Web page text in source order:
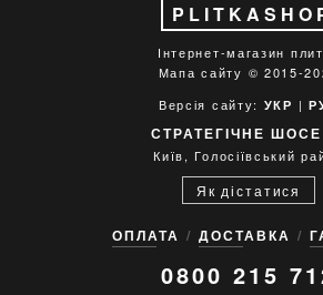
Інтернет-магазин
Мапа сайту © 2015-
Версія сайту: УКР |
СТРАТЕГІЧНЕ ШОСЕ
Київ, Голосіївський
Як дістатися
ОПЛАТА ДОСТАВКА
0800 215